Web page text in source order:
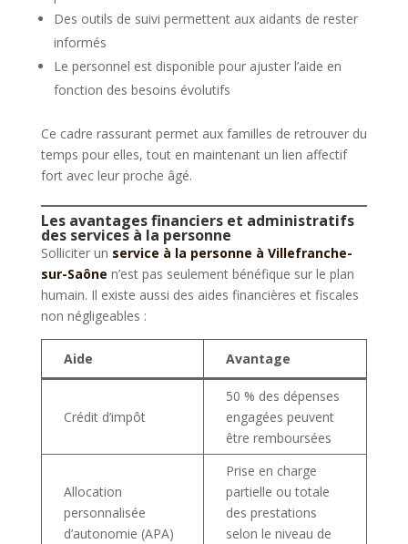
Des outils de suivi permettent aux aidants de rester
informés
Le personnel est disponible pour ajuster l’aide en
fonction des besoins évolutifs
Ce cadre rassurant permet aux familles de retrouver du
temps pour elles, tout en maintenant un lien affectif
fort avec leur proche âgé.
Les avantages financiers et administratifs
des services à la personne
Solliciter un service à la personne à Villefranche-
sur-Saône n’est pas seulement bénéfique sur le plan
humain. Il existe aussi des aides financières et fiscales
non négligeables :
Aide Avantage
Crédit d’impôt
50 % des dépenses
engagées peuvent
être remboursées
Allocation
personnalisée
d’autonomie (APA)
Prise en charge
partielle ou totale
des prestations
selon le niveau de